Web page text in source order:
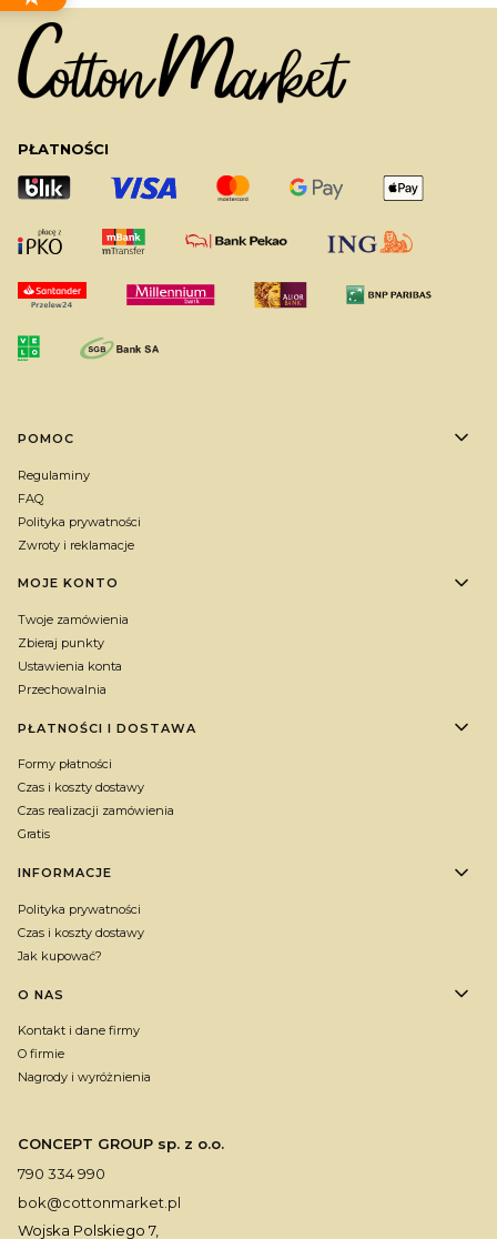
PŁATNOŚCI
Linki w stopce
POMOC
Regulaminy
FAQ
Polityka prywatności
Zwroty i reklamacje
MOJE KONTO
Twoje zamówienia
Zbieraj punkty
Ustawienia konta
Przechowalnia
PŁATNOŚCI I DOSTAWA
Formy płatności
Czas i koszty dostawy
Czas realizacji zamówienia
Gratis
INFORMACJE
Polityka prywatności
Czas i koszty dostawy
Jak kupować?
O NAS
Kontakt i dane firmy
O firmie
Nagrody i wyróżnienia
CONCEPT GROUP sp. z o.o.
790 334 990
bok@cottonmarket.pl
Wojska Polskiego 7,